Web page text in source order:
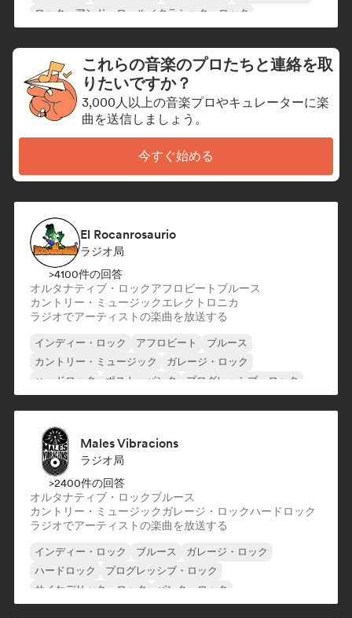
ロック・アンド・ロール／クラシック・ロック
これらの音楽のプロたちと連絡を取
りたいですか？
3,000人以上の音楽プロやキュレーターに楽
曲を送信しましょう。
今すぐ始める
El Rocanrosaurio
ラジオ局
>4100件の回答
オルタナティブ・ロックアフロビート ブルース
カントリー・ミュージックエレクトロニカ
ラジオでアーティストの楽曲を放送する
インディー・ロック アフロビート
ブルース
カントリー・ミュージック
ガレージ・ロック
ハードロック
ポスト・パンク プログレッシブ・ロック
Males Vibracions
ラジオ局
>2400件の回答
オルタナティブ・ロックブルース
カントリー・ミュージックガレージ・ロックハードロック
ラジオでアーティストの楽曲を放送する
インディー・ロック ブルース
ガレージ・ロック
ハードロック
プログレッシブ・ロック
サイケデリック・ロック
パンク・ロック